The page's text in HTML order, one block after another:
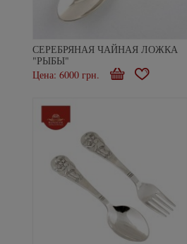
СЕРЕБРЯНАЯ ЧАЙНАЯ ЛОЖКА
"РЫБЫ"
Цена: 6000 грн.
В
В